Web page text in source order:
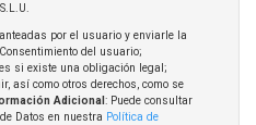
por el usuario y enviarle la
del usuario;
si existe una obligación legal;
así como otros derechos, como se
Adicional : Puede consultar
Datos en nuestra Política de